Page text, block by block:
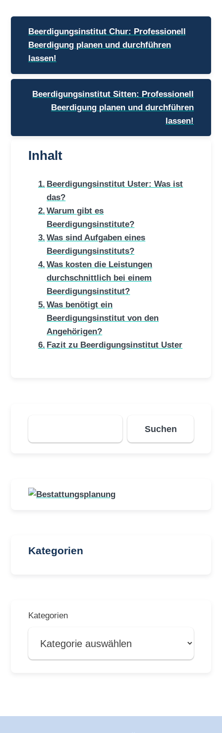
Beitragsnavigation
Beerdigungsinstitut Chur: Professionell
Beerdigung planen und durchführen
lassen!
Beerdigungsinstitut Sitten: Professionell
Beerdigung planen und durchführen
lassen!
Inhalt
Beerdigungsinstitut Uster: Was ist
das?
Warum gibt es
Beerdigungsinstitute?
Was sind Aufgaben eines
Beerdigungsinstituts?
Was kosten die Leistungen
durchschnittlich bei einem
Beerdigungsinstitut?
Was benötigt ein
Beerdigungsinstitut von den
Angehörigen?
Fazit zu Beerdigungsinstitut Uster
Suchen
Suchen
Kategorien
Kategorien